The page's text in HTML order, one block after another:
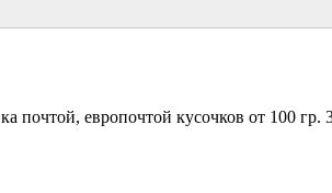
европочтой кусочков от 100 гр.